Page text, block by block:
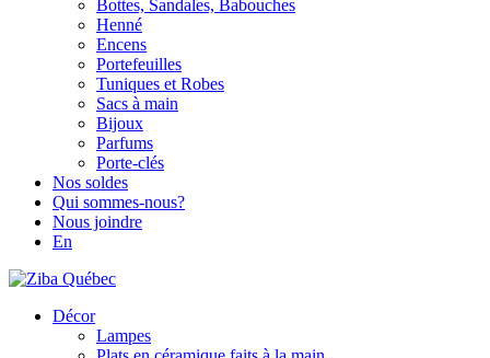
Bottes, Sandales, Babouches
Henné
Encens
Portefeuilles
Tuniques et Robes
Sacs à main
Bijoux
Parfums
Porte-clés
Nos soldes
Qui sommes-nous?
Nous joindre
En
Décor
Lampes